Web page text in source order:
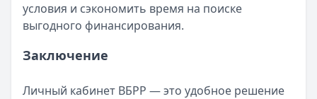
условия и сэкономить время на поиске
выгодного финансирования.
Заключение
Личный кабинет ВБРР — это удобное решение